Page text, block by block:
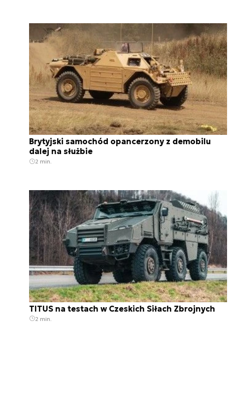
Brytyjski samochód opancerzony z demobilu
dalej na służbie
2 min.
TITUS na testach w Czeskich Siłach Zbrojnych
2 min.